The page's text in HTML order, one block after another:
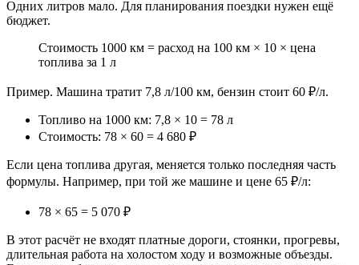
Одних литров мало. Для планирования поездки нужен ещё
бюджет.
Стоимость 1000 км = расход на 100 км × 10 × цена
топлива за 1 л
Пример. Машина тратит 7,8 л/100 км, бензин стоит 60 ₽/л.
Топливо на 1000 км: 7,8 × 10 = 78 л
Стоимость: 78 × 60 = 4 680 ₽
Если цена топлива другая, меняется только последняя часть
формулы. Например, при той же машине и цене 65 ₽/л:
78 × 65 = 5 070 ₽
В этот расчёт не входят платные дороги, стоянки, прогревы,
длительная работа на холостом ходу и возможные объезды.